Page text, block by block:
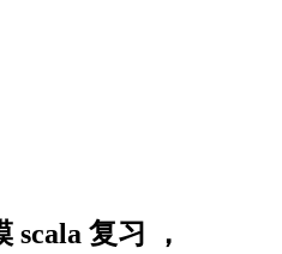
scala 复习 ，